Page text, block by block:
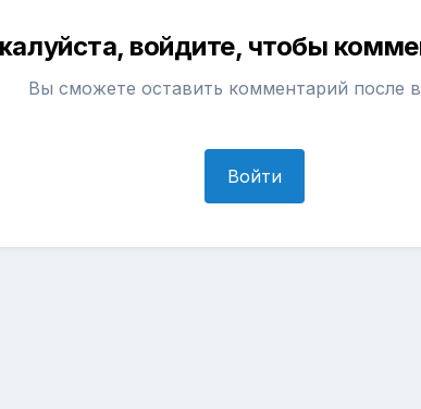
войдите, чтобы
Вы сможете оставить комментарий после
Войти